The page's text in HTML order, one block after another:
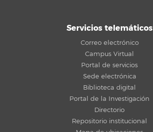
Servicios telemáticos
Correo electrónico
Campus Virtual
Portal de servicios
Sede electrónica
Biblioteca digital
Portal de la Investigación
Directorio
Repositorio institucional